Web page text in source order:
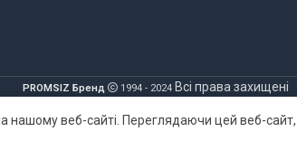
PROMSIZ Бренд 1994 - 2024 Всі права захищені
веб-сайті. Переглядаючи цей веб-